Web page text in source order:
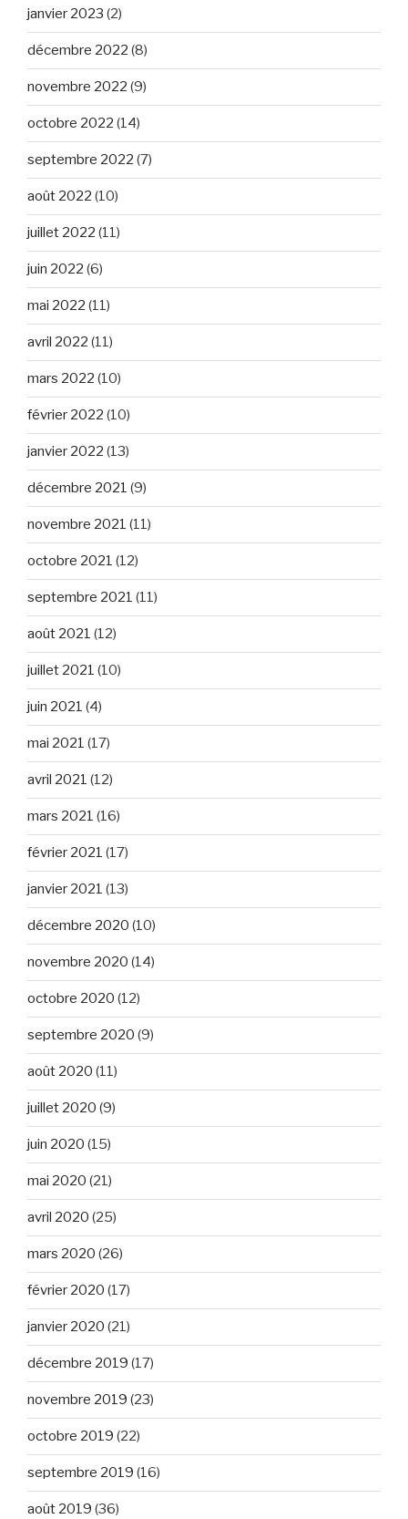
janvier 2023 (2)
décembre 2022 (8)
novembre 2022 (9)
octobre 2022 (14)
septembre 2022 (7)
août 2022 (10)
juillet 2022 (11)
juin 2022 (6)
mai 2022 (11)
avril 2022 (11)
mars 2022 (10)
février 2022 (10)
janvier 2022 (13)
décembre 2021 (9)
novembre 2021 (11)
octobre 2021 (12)
septembre 2021 (11)
août 2021 (12)
juillet 2021 (10)
juin 2021 (4)
mai 2021 (17)
avril 2021 (12)
mars 2021 (16)
février 2021 (17)
janvier 2021 (13)
décembre 2020 (10)
novembre 2020 (14)
octobre 2020 (12)
septembre 2020 (9)
août 2020 (11)
juillet 2020 (9)
juin 2020 (15)
mai 2020 (21)
avril 2020 (25)
mars 2020 (26)
février 2020 (17)
janvier 2020 (21)
décembre 2019 (17)
novembre 2019 (23)
octobre 2019 (22)
septembre 2019 (16)
août 2019 (36)